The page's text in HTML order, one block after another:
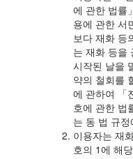
에 관한 법률
용에 관한 서
보다 재화 등
는 재화 등을
시작된 날을
약의 철회를
에 관하여 「
호에 관한 법
는 동 법 규
이용자는 재
호의 1에 해